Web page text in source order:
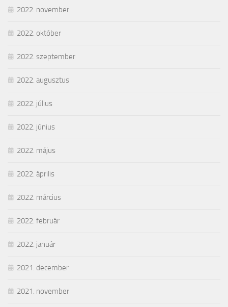
2022. november
2022. október
2022. szeptember
2022. augusztus
2022. július
2022. június
2022. május
2022. április
2022. március
2022. február
2022. január
2021. december
2021. november